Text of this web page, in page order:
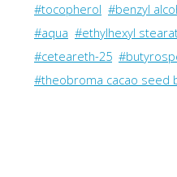
#tocopherol #benzyl
#aqua #ethylhexyl
#ceteareth-25
#theobroma cacao seed